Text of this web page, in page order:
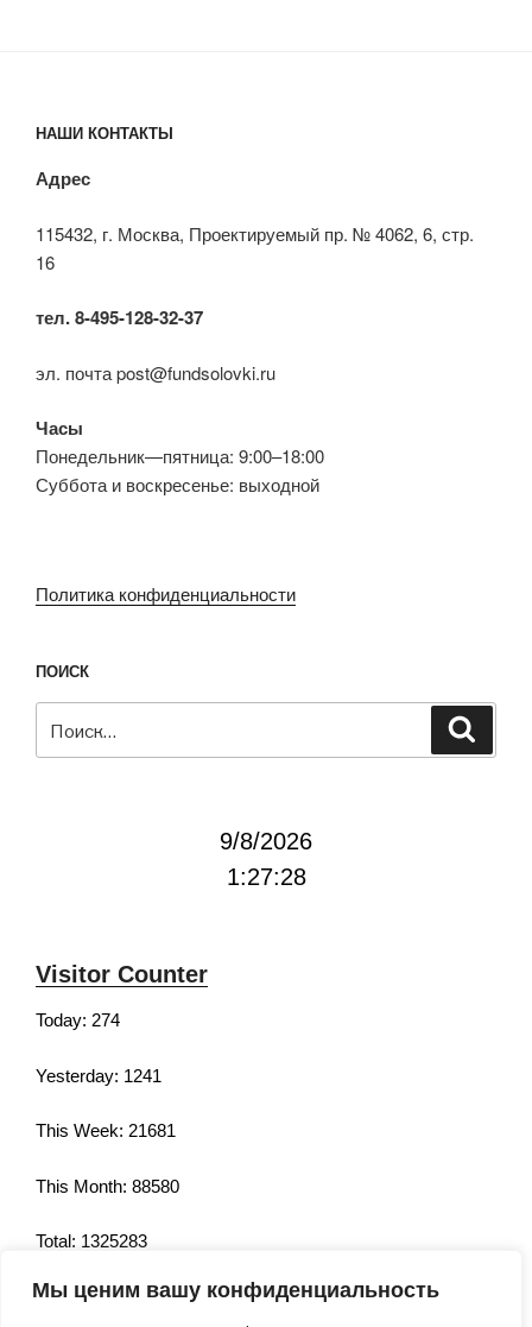
Мы ценим вашу конфиденциальность
НАШИ КОНТАКТЫ
Адрес
115432, г. Москва, Проектируемый пр. № 4062, 6, стр.
16
тел. 8-495-128-32-37
эл. почта post@fundsolovki.ru
Часы
Понедельник—пятница: 9:00–18:00
Суббота и воскресенье: выходной
Политика конфиденциальности
ПОИСК
9/8/2026
1:27:29
Visitor Counter
Today: 274
Yesterday: 1241
This Week: 21681
This Month: 88580
Total: 1325283
Currently Online: 285